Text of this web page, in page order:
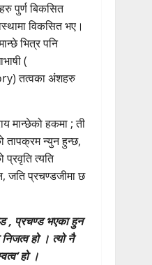
पुर्ण बिकसित
विकसित भए।
भित्र पनि
(
तत्वका अंशहरु
मान्छेको हकमा ; ती
तापक्रम न्युन हुन्छ,
प्रवृति त्यति
जति प्रचण्डजीमा छ
, प्रचण्ड भएका हुन
हो । त्यो नै
हो ।